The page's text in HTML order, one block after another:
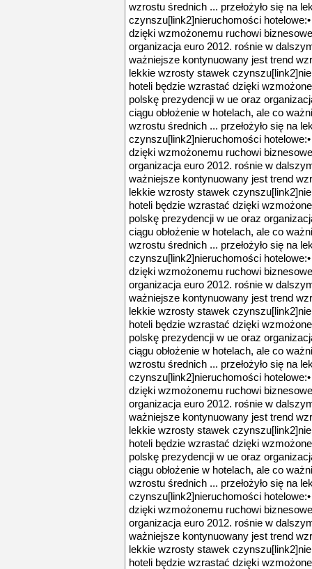
wzrostu średnich ... przełożyło się na
czynszu[link2]nieruchomości
dzięki wzmożonemu ruchowi
organizacja euro 2012. rośnie w
ważniejsze kontynuowany jest trend
lekkie wzrosty stawek
hoteli będzie wzrastać dzięki
polskę prezydencji w ue oraz
ciągu obłożenie w hotelach, ale co
wzrostu średnich ... przełożyło się na
czynszu[link2]nieruchomości
dzięki wzmożonemu ruchowi
organizacja euro 2012. rośnie w
ważniejsze kontynuowany jest trend
lekkie wzrosty stawek
hoteli będzie wzrastać dzięki
polskę prezydencji w ue oraz
ciągu obłożenie w hotelach, ale co
wzrostu średnich ... przełożyło się na
czynszu[link2]nieruchomości
dzięki wzmożonemu ruchowi
organizacja euro 2012. rośnie w
ważniejsze kontynuowany jest trend
lekkie wzrosty stawek
hoteli będzie wzrastać dzięki
polskę prezydencji w ue oraz
ciągu obłożenie w hotelach, ale co
wzrostu średnich ... przełożyło się na
czynszu[link2]nieruchomości
dzięki wzmożonemu ruchowi
organizacja euro 2012. rośnie w
ważniejsze kontynuowany jest trend
lekkie wzrosty stawek
hoteli będzie wzrastać dzięki
polskę prezydencji w ue oraz
ciągu obłożenie w hotelach, ale co
wzrostu średnich ... przełożyło się na
czynszu[link2]nieruchomości
dzięki wzmożonemu ruchowi
organizacja euro 2012. rośnie w
ważniejsze kontynuowany jest trend
lekkie wzrosty stawek
hoteli będzie wzrastać dzięki